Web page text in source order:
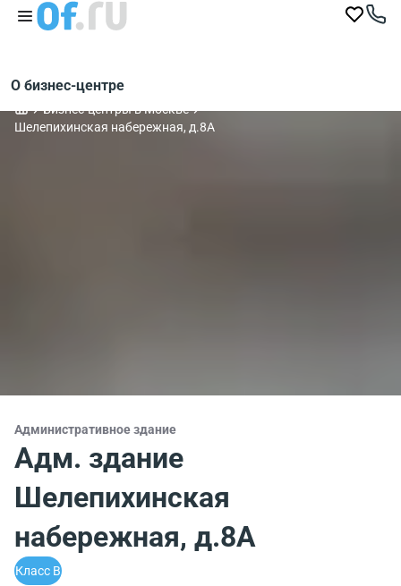
О бизнес-центре
Бизнес-центры в Москве
Шелепихинская набережная, д.8А
Административное здание
Адм. здание
Шелепихинская
набережная, д.8А
Класс B